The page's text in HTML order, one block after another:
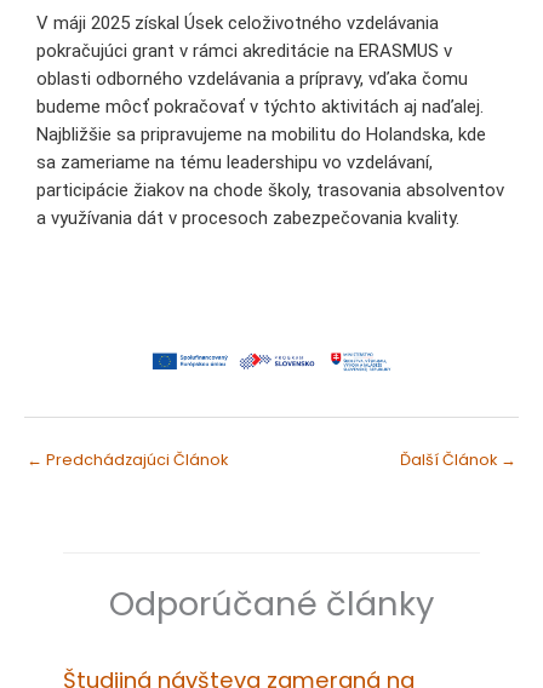
V máji 2025 získal Úsek celoživotného vzdelávania
pokračujúci grant v rámci akreditácie na ERASMUS v
oblasti odborného vzdelávania a prípravy, vďaka čomu
budeme môcť pokračovať v týchto aktivitách aj naďalej.
Najbližšie sa pripravujeme na mobilitu do Holandska, kde
sa zameriame na tému leadershipu vo vzdelávaní,
participácie žiakov na chode školy, trasovania absolventov
a využívania dát v procesoch zabezpečovania kvality.
← Predchádzajúci Článok Ďalší Článok →
Odporúčané články
Študijná návšteva zameraná na